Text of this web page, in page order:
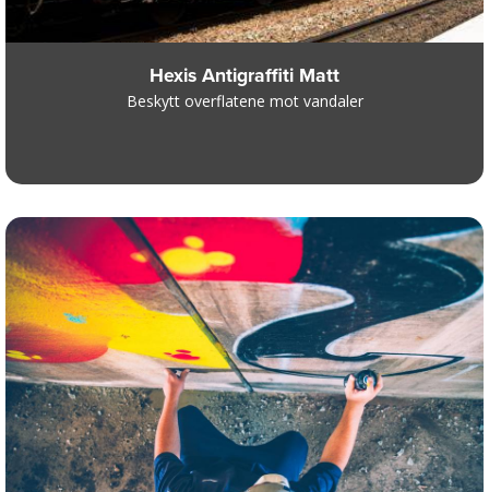
Hexis Antigraffiti Matt
Beskytt overflatene mot vandaler